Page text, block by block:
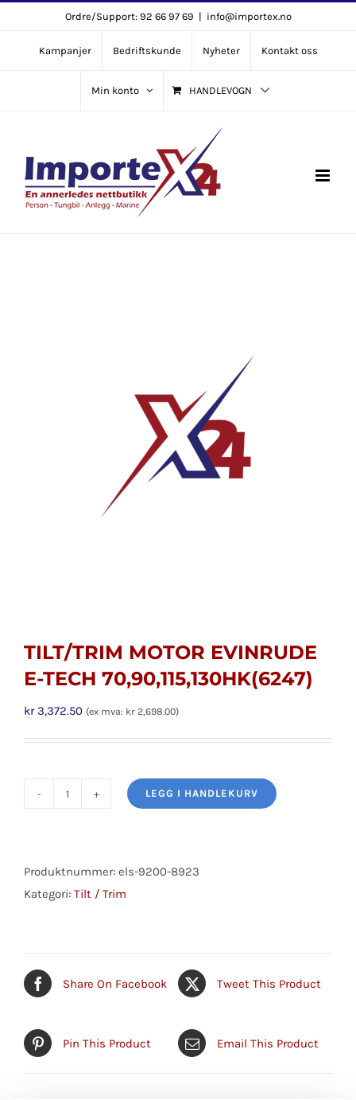
content
Ordre/Support: 92 66 97 69 | info@importex.no
Kampanjer Bedriftskunde Nyheter Kontakt oss
Min konto HANDLEVOGN
TILT/TRIM MOTOR EVINRUDE
E-TECH 70,90,115,130HK(6247)
kr3,372.50 (ex mva: kr 2,698.00)
E-
TECH
LEGG I HANDLEKURV
Produktnummer: els-9200-8923
Kategori: Tilt / Trim
Share On Facebook Tweet This Product
Pin This Product Email This Product